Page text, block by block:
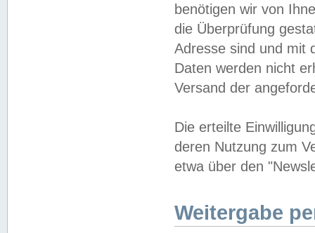
benötigen wir von
die Überprüfung
Adresse sind und mit
Daten werden nicht
Versand der
Die erteilte
deren Nutzung zum
etwa über den
Weitergabe